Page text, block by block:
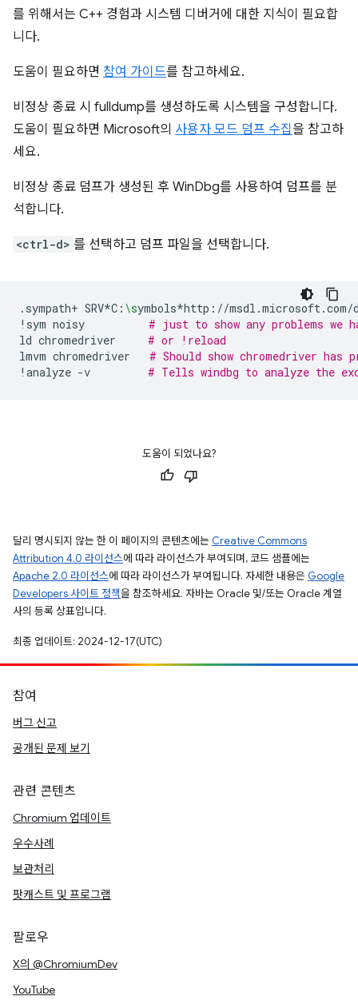
를 위해서는 C++ 경험과 시스템 디버거에 대한 지식이 필요합
니다.
도움이 필요하면 참여 가이드를 참고하세요.
비정상 종료 시 fulldump를 생성하도록 시스템을 구성합니다.
도움이 필요하면 Microsoft의 사용자 모드 덤프 수집 을 참고하
세요.
비정상 종료 덤프가 생성된 후 WinDbg를 사용하여 덤프를 분
석합니다.
<ctrl-d> 를 선택하고 덤프 파일을 선택합니다.
.sympath+ SRV*C: \symbols*http://msdl.microsoft.com/
!sym noisy
# just to show any problems we
ld chromedriver
# or !reload
lmvm chromedriver
# Should show chromedriver has
!analyze -v # Tells windbg to analyze the
도움이 되었나요?
달리 명시되지 않는 한 이 페이지의 콘텐츠에는 Creative Commons
Attribution 4.0 라이선스에 따라 라이선스가 부여되며, 코드 샘플에는
Apache 2.0 라이선스에 따라 라이선스가 부여됩니다. 자세한 내용은 Google
Developers 사이트 정책을 참조하세요. 자바는 Oracle 및/또는 Oracle 계열
사의 등록 상표입니다.
최종 업데이트: 2024-12-17(UTC)
참여
버그 신고
공개된 문제 보기
관련 콘텐츠
Chromium 업데이트
우수사례
보관처리
팟캐스트 및 프로그램
팔로우
X의 @ChromiumDev
YouTube